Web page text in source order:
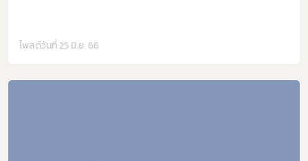
โพสต์วันที่ 25 มิ.ย. 66